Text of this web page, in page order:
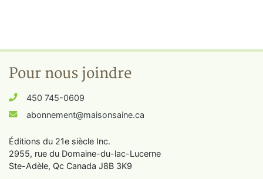
Pour nous joindre
450 745-0609
abonnement@maisonsaine.ca
Éditions du 21e siècle Inc.
2955, rue du Domaine-du-lac-Lucerne
Ste-Adèle, Qc Canada J8B 3K9